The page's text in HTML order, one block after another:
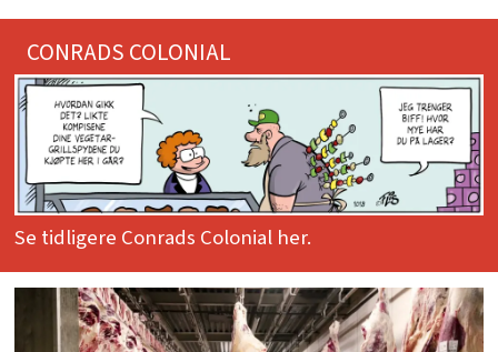
CONRADS COLONIAL
Se tidligere Conrads Colonial her.